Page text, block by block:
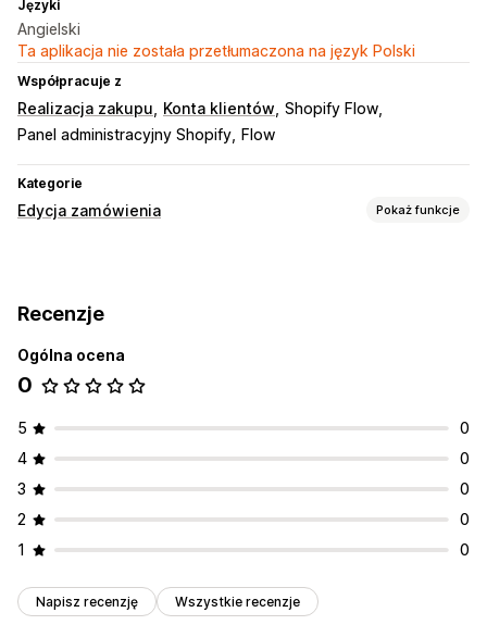
Języki
Angielski
Ta aplikacja nie została przetłumaczona na język Polski
Współpracuje z
Realizacja zakupu Konta klientów Shopify Flow
Panel administracyjny Shopify
Flow
Kategorie
Edycja zamówienia Pokaż funkcje
Atrybuty niestandardowe
Portal klienta
Recenzje
Ogólna ocena
0
5
0
4
0
3
0
2
0
1
0
Napisz recenzję Wszystkie recenzje